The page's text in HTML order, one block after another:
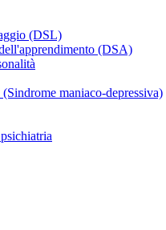
(DSL)
(DSA)
maniaco-depressiva)